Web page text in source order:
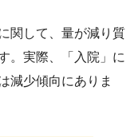
関して、量が減り質
。実際、「入院」に
減少傾向にありま